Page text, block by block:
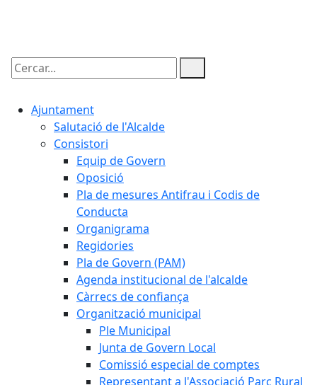
Cercar:
Ajuntament
Salutació de l'Alcalde
Consistori
Equip de Govern
Oposició
Pla de mesures Antifrau i Codis de
Conducta
Organigrama
Regidories
Pla de Govern (PAM)
Agenda institucional de l'alcalde
Càrrecs de confiança
Organització municipal
Ple Municipal
Junta de Govern Local
Comissió especial de comptes
Representant a l'Associació Parc Rural